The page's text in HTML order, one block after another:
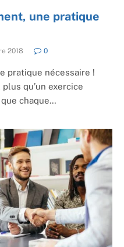
une pratique
2018 0
pratique nécessaire !
qu’un exercice
que chaque…